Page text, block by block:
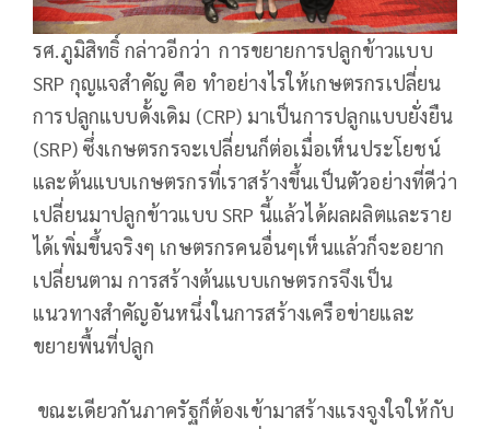
รศ.ภูมิสิทธิ์ กล่าวอีกว่า การขยายการปลูกข้าวแบบ
SRP กุญแจสำคัญ คือ ทำอย่างไรให้เกษตรกรเปลี่ยน
การปลูกแบบดั้งเดิม (CRP) มาเป็นการปลูกแบบยั่งยืน
(SRP) ซึ่งเกษตรกรจะเปลี่ยนก็ต่อเมื่อเห็นประโยชน์
และต้นแบบเกษตรกรที่เราสร้างขึ้นเป็นตัวอย่างที่ดีว่า
เปลี่ยนมาปลูกข้าวแบบ SRP นี้แล้วได้ผลผลิตและราย
ได้เพิ่มขึ้นจริงๆ เกษตรกรคนอื่นๆเห็นแล้วก็จะอยาก
เปลี่ยนตาม การสร้างต้นแบบเกษตรกรจึงเป็น
แนวทางสำคัญอันหนึ่งในการสร้างเครือข่ายและ
ขยายพื้นที่ปลูก
ขณะเดียวกันภาครัฐก็ต้องเข้ามาสร้างแรงจูงใจให้กับ